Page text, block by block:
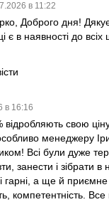
в 11:22
Доброго дня!
є в наявності до
в 16:16
свою
менеджеру
Всі були дуже
занести і зібрати в
гарні, а ще й приємне
компетентність.